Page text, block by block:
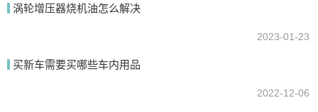
涡轮增压器烧机油怎么解决
2023-01-23
买新车需要买哪些车内用品
2022-12-06